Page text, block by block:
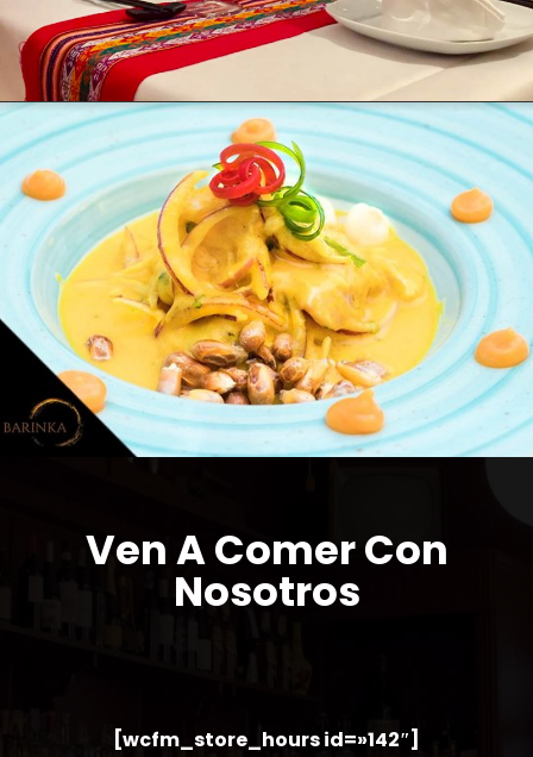
Ven A Comer Con
Nosotros
[wcfm_store_hours id=»142″]